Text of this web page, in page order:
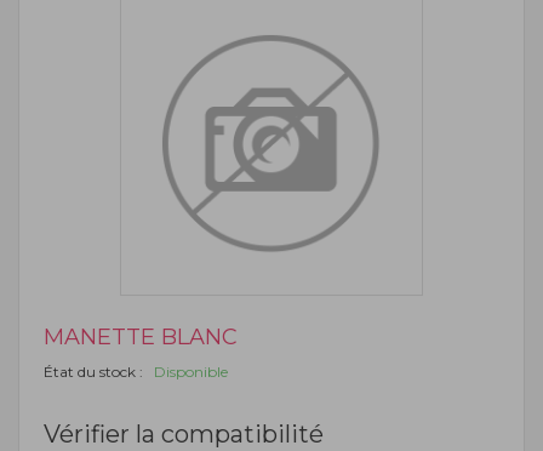
MANETTE BLANC
État du stock : Disponible
Vérifier la compatibilité